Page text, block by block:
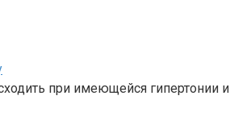
при имеющейся гипертонии и